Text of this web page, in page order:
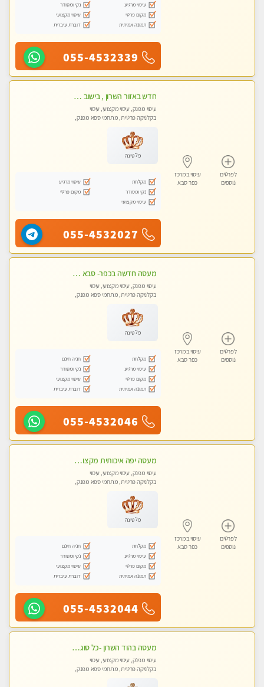
עיסוי מרגיע
נקי ומסודר
מקום פרטי
עיסוי מקצועי
תמונה אמיתית
דוברת עיברית
055-4532339
לפרטים
נוספים
עיסוי במרכז
כפר סבא
חדש באזור השרון , בישוב ניצני עוז ! נבחרת מטפלות ומטפלים -טלגרם @e_itan
עיסוי מפנק, עיסוי מקצועי, עיסוי
בקלניקה פרטית, מתחמי ספא מפנק,
פלטינה
מקלחת
עיסוי מרגיע
נקי ומסודר
מקום פרטי
עיסוי מקצועי
055-4532027
לפרטים
נוספים
עיסוי במרכז
כפר סבא
מעסה חדשה בכפר- סבא -מומלץ לחלוטין!!!! מעסה מקצועית צעירה ואיכותית פרטי!!!
עיסוי מפנק, עיסוי מקצועי, עיסוי
בקלניקה פרטית, מתחמי ספא מפנק,
פלטינה
מקלחת
חניה חינם
עיסוי מרגיע
נקי ומסודר
מקום פרטי
עיסוי מקצועי
תמונה אמיתית
דוברת עיברית
055-4532046
לפרטים
נוספים
עיסוי במרכז
כפר סבא
מעסה יפה איכותית מקצועית ומפנקת מאוד פרטי מומלץ בחום
עיסוי מפנק, עיסוי מקצועי, עיסוי
בקלניקה פרטית, מתחמי ספא מפנק,
פלטינה
מקלחת
חניה חינם
עיסוי מרגיע
נקי ומסודר
מקום פרטי
עיסוי מקצועי
תמונה אמיתית
דוברת עיברית
055-4532044
מעסה בהוד השרון -כל סוגי העיסויים מעסה מקצועית ואיכותית פרטי!!!מומלץ לחלוטין!!
עיסוי מפנק, עיסוי מקצועי, עיסוי
בקלניקה פרטית, מתחמי ספא מפנק,